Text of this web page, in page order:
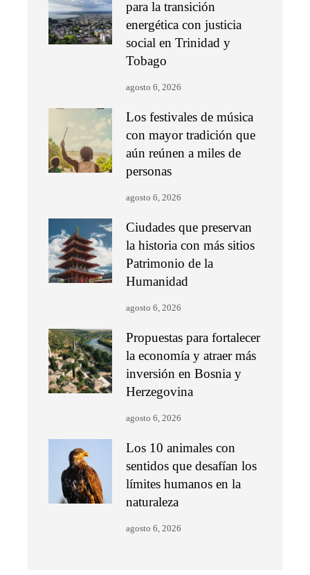
para la transición
energética con justicia
social en Trinidad y
Tobago
agosto 6, 2026
Los festivales de música
con mayor tradición que
aún reúnen a miles de
personas
agosto 6, 2026
Ciudades que preservan
la historia con más sitios
Patrimonio de la
Humanidad
agosto 6, 2026
Propuestas para fortalecer
la economía y atraer más
inversión en Bosnia y
Herzegovina
agosto 6, 2026
Los 10 animales con
sentidos que desafían los
límites humanos en la
naturaleza
agosto 6, 2026